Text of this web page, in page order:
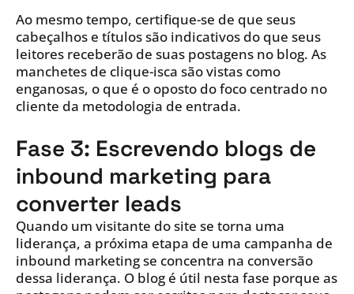
Ao mesmo tempo, certifique-se de que seus
cabeçalhos e títulos são indicativos do que seus
leitores receberão de suas postagens no blog. As
manchetes de clique-isca são vistas como
enganosas, o que é o oposto do foco centrado no
cliente da metodologia de entrada.
Fase 3: Escrevendo blogs de
inbound marketing para
converter leads
Quando um visitante do site se torna uma
liderança, a próxima etapa de uma campanha de
inbound marketing se concentra na conversão
dessa liderança. O blog é útil nesta fase porque as